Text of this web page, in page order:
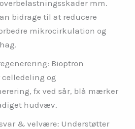
mm.
bidrage til at reducere
mikrocirkulation og
Bioptron
og
fx ved sår, blå mærker
hudvæv.
& velvære: Understøtter